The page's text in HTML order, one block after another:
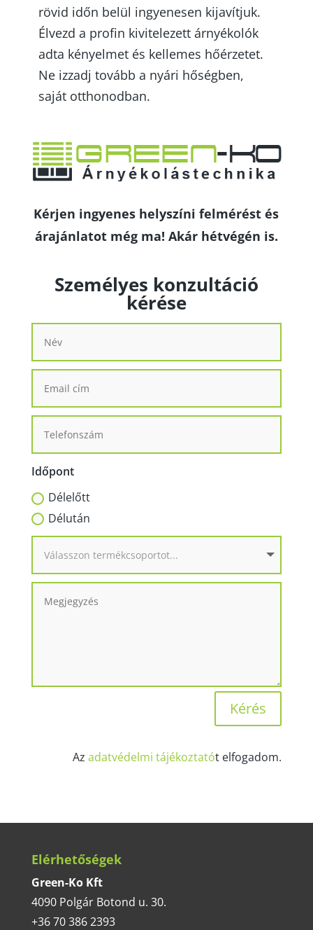
rövid időn belül ingyenesen kijavítjuk.
Élvezd a profin kivitelezett árnyékolók
adta kényelmet és kellemes hőérzetet.
Ne izzadj tovább a nyári hőségben,
saját otthonodban.
Kérjen ingyenes helyszíni felmérést és
árajánlatot még ma! Akár hétvégén is.
Személyes konzultáció
kérése
Időpont
Délelőtt
Délután
Kérés
Azadatvédelmi tájékoztatót elfogadom.
Elérhetőségek
Green-Ko Kft
4090 Polgár Botond u. 30.
+36 70 386 2393